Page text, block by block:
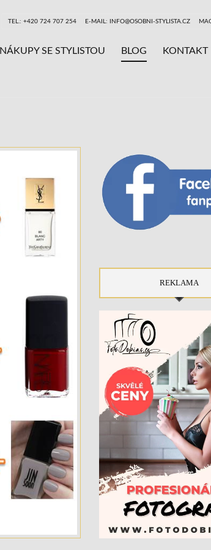
TEL.: +420 724 707 254 E-MAIL: INFO@OSOBNI-STYLISTA.CZ
NÁKUPY SE STYLISTOU BLOG KONTAKT
REKLAMA